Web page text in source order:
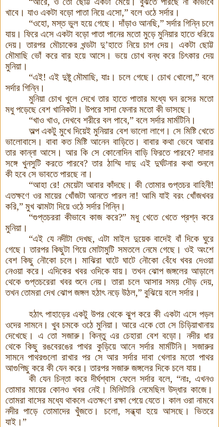
খাবে । যাও একটা বড়ো পাতা নিয়ে এসো,” বলে ওঠে সর্দার ।
“ওহো, মস্ত ভুল হয়ে গেছে। দাঁড়াও আনছি,”সর্দার গিন্নি চলে
যায়। ফিরে এসে একটা বড়ো পাতা পানের মতো মুড়ে মুনিয়ার হাতে ধরিয়ে
দেয়। তারপর মৌচাকের খন্ডটা দু’হাতে নিয়ে চাপ দেয়। একটা ছোট্ট
মৌমাছি ভোঁ করে বার হয়ে আসে।ভয়ে চোখ বন্ধ করে চিৎকার দেয়
মুনিয়া ।
“এই! এই দুষ্টু মৌমাছি, যাঃ । চলে গেছে।চোখ খোলো,” বলে
সর্দার গিন্নি।
মুনিয়া চোখ খুলে দেখে তার হাতে পাতার মধ্যে ঘন রসের মতো
মধু পড়েছে বেশ খানিকটা। উপরে সাদা ফেনার মতো কীভাসছে ।
“খাও খাও, দেখবে শরীরে বল পাবে,” বলে সর্দার মার্মটিনি।
অল্প একটু মুখে দিয়েই মুনিয়ার বেশ ভালো লাগে ।সে মিষ্টি খেতে
ভালোবাসে ।বাবা কত মিষ্টি আনেন বাড়িতে। বাবার কথা ভেবে আবার
তার কান্না আসে। আর কি সে কোনোদিন বাড়ি ফিরতে পারবে? দাদার
সঙ্গেখুনসুটি করতে পারবে? তার ঠাম্মি দাদু এই দুর্ঘটনার কথা শুনলে
কীহবে সে ভাবতে পারছে না ।
“আহা রে! মেয়েটা আবার কাঁদছে ।কীতোমার গুপ্তচর বাহিনী!
এতক্ষণে ওর মায়ের খোঁজটা আনতে পারল না! আমি যাই বরং খোঁজখবর
করি,” মুখ ঝামটা দিয়ে ওঠে সর্দার গিন্নি।
“গুপ্তচররা কীভাবে কাজ করে?” মধু খেতে খেতে প্রশ্ন করে
মুনিয়া ।
“এই যে নদীটা দেখছ, এটা মাইল দুয়েক বাদেই বাঁ দিকে ঘুরে
গেছে। তারপর কিছুটা গিয়ে মোটামুটি সমতলে নেমে গেছে। ওই অংশে
বেশ কিছু নৌকো চলে। মাঝিরা ঘাটে ঘাটে নৌকো বেঁধে খবর দেওয়া
নেওয়া করে। এদিকের খবর ওদিকে যায়। তখন ঝোপ জঙ্গলের আড়ালে
থেকে গুপ্তচরেরা খবর শুনে নেয়। তারা চলে আসার সময় দৌড় দেয়,
তখন তোমরা দেখ ঝোপ জঙ্গল হঠাৎ নড়ে উঠল,” বুঝিয়ে বলে সর্দার ।
হঠাৎ পাহাড়ের একটু উপর থেকে ঝুপ করে কীএকটা এসে পড়ল
ওদের সামনে। খুব চমকে ওঠে মুনিয়া । আরে একে তো সে চিড়িয়াখানায়
দেখেছে। এ তো সজারু। কিন্তু এর চেহারা বেশ বড়ো । নদীর ধার
থেকে কিছু রঙবেরঙেরপাথর কুড়িয়ে আনে সর্দার মার্মটিনি। সজারুর
সামনে পাথরগুলো রাখার পর সে আর সর্দার দাবা খেলার মতো পাথর
আগুপিছু করে কীযেন করে। তারপর সজারু জঙ্গলের দিকে চলে যায়।
কীযেন চিন্তা করে দীর্ঘশ্বাস ফেলে সর্দার বলে, “নাঃ, এখনও
তোমার মায়ের কোনওখবর নেই। মিলিটারি নেমেছিল উদ্ধার কাজে।
তোমরা বাসের মধ্যে থাকলে এতক্ষণে রক্ষা পেয়ে যেতে। কাল ওরা নামবে
নদীর পাড়ে তোমাদের খুঁজতে। চলো, সন্ধ্যা হয়ে আসছে। ভিতরে
যাই ।”